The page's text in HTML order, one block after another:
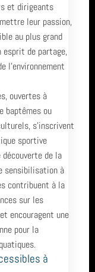
et dirigeants
leur passion,
au plus grand
esprit de partage,
l’environnement
ouvertes à
baptêmes ou
s’inscrivent
sportive
de la
sensibilisation à
contribuent à la
sur les
encouragent une
pour la
à